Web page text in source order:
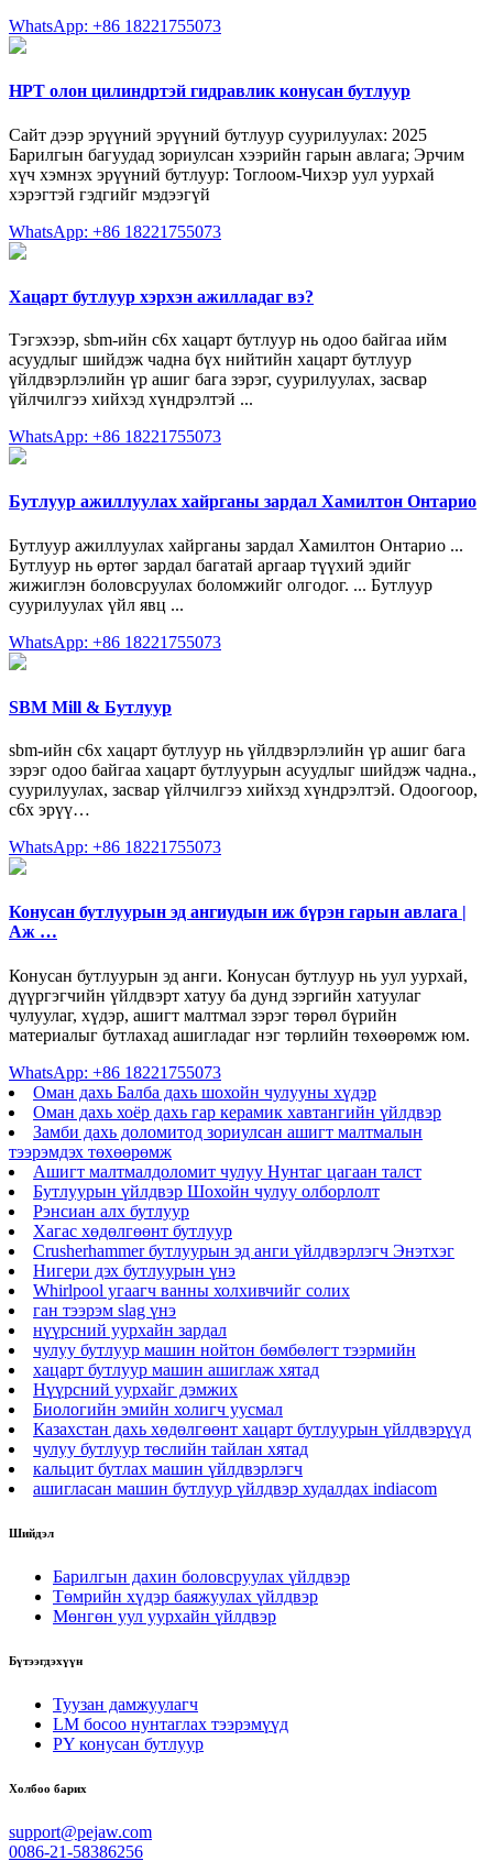
WhatsApp: +86 18221755073
HPT олон цилиндртэй гидравлик конусан бутлуур
Сайт дээр эрүүний эрүүний бутлуур суурилуулах: 2025
Барилгын багуудад зориулсан хээрийн гарын авлага; Эрчим
хүч хэмнэх эрүүний бутлуур: Тоглоом-Чихэр уул уурхай
хэрэгтэй гэдгийг мэдээгүй
WhatsApp: +86 18221755073
Хацарт бутлуур хэрхэн ажилладаг вэ?
Тэгэхээр, sbm-ийн c6x хацарт бутлуур нь одоо байгаа ийм
асуудлыг шийдэж чадна бүх нийтийн хацарт бутлуур
үйлдвэрлэлийн үр ашиг бага зэрэг, суурилуулах, засвар
үйлчилгээ хийхэд хүндрэлтэй ...
WhatsApp: +86 18221755073
Бутлуур ажиллуулах хайрганы зардал Хамилтон Онтарио
Бутлуур ажиллуулах хайрганы зардал Хамилтон Онтарио ...
Бутлуур нь өртөг зардал багатай аргаар түүхий эдийг
жижиглэн боловсруулах боломжийг олгодог. ... Бутлуур
суурилуулах үйл явц ...
WhatsApp: +86 18221755073
SBM Mill & Бутлуур
sbm-ийн c6x хацарт бутлуур нь үйлдвэрлэлийн үр ашиг бага
зэрэг одоо байгаа хацарт бутлуурын асуудлыг шийдэж чадна.,
суурилуулах, засвар үйлчилгээ хийхэд хүндрэлтэй. Одоогоор,
c6x эрүү…
WhatsApp: +86 18221755073
Конусан бутлуурын эд ангиудын иж бүрэн гарын авлага |
Аж …
Конусан бутлуурын эд анги. Конусан бутлуур нь уул уурхай,
дүүргэгчийн үйлдвэрт хатуу ба дунд зэргийн хатуулаг
чулуулаг, хүдэр, ашигт малтмал зэрэг төрөл бүрийн
материалыг бутлахад ашигладаг нэг төрлийн төхөөрөмж юм.
WhatsApp: +86 18221755073
Оман дахь Балба дахь шохойн чулууны хүдэр
Оман дахь хоёр дахь гар керамик хавтангийн үйлдвэр
Замби дахь доломитод зориулсан ашигт малтмалын
тээрэмдэх төхөөрөмж
Ашигт малтмалдоломит чулуу Нунтаг цагаан талст
Бутлуурын үйлдвэр Шохойн чулуу олборлолт
Рэнсиан алх бутлуур
Хагас хөдөлгөөнт бутлуур
Crusherhammer бутлуурын эд анги үйлдвэрлэгч Энэтхэг
Нигери дэх бутлуурын үнэ
Whirlpool угаагч ванны холхивчийг солих
ган тээрэм slag үнэ
нүүрсний уурхайн зардал
чулуу бутлуур машин нойтон бөмбөлөгт тээрмийн
хацарт бутлуур машин ашиглаж хятад
Нүүрсний уурхайг дэмжих
Биологийн эмийн холигч уусмал
Казахстан дахь хөдөлгөөнт хацарт бутлуурын үйлдвэрүүд
чулуу бутлуур төслийн тайлан хятад
кальцит бутлах машин үйлдвэрлэгч
ашигласан машин бутлуур үйлдвэр худалдах indiacom
Шийдэл
Барилгын дахин боловсруулах үйлдвэр
Төмрийн хүдэр баяжуулах үйлдвэр
Мөнгөн уул уурхайн үйлдвэр
Бүтээгдэхүүн
Туузан дамжуулагч
LM босоо нунтаглах тээрэмүүд
PY конусан бутлуур
Холбоо барих
support@pejaw.com
0086-21-58386256